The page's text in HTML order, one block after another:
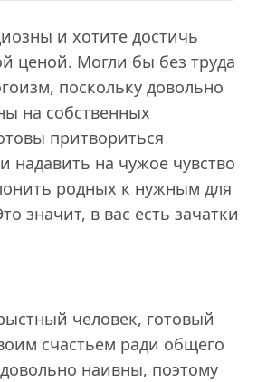
и хотите достичь
ценой. Могли бы без труда
поскольку довольно
на собственных
притвориться
на чужое чувство
родных к нужным для
значит, в вас есть зачатки
человек, готовый
счастьем ради общего
наивны, поэтому